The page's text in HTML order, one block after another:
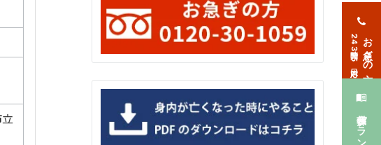
お急ぎの方
24時間365日対応
葬儀プラン